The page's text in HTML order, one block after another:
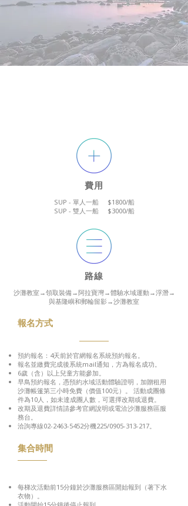
費用
SUP - 單人一船 $1800/船
SUP - 雙人一船 $3000/船
​路線
沙灘教室→領取裝備→阿拉寶灣→體驗水域運動→浮潛→
與基隆嶼和郵輪留影→沙灘教室
報名方式
預約報名：4天前於官網報名系統預約報名。​
報名並繳費完成後系統mail通知，方為報名成功。
6歲（含）以上兒童方能參加。
早鳥預約報名，憑預約水域活動體驗證明，加贈租用
沙灘帳篷第三小時免費（價值100元）。 活動成團條
件為10人，如未達成團人數，可選擇改期或退費。
改期及退費詳情請參考官網說明或電洽沙灘服務區服
務台。
洽詢專線02-2463-5452分機225/0905-313-217。
集合時間
每梯次活動前15分鐘於沙灘服務區開始報到（著下水
衣物）。